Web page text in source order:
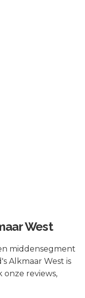
West
middensegment
Alkmaar West is
onze reviews,